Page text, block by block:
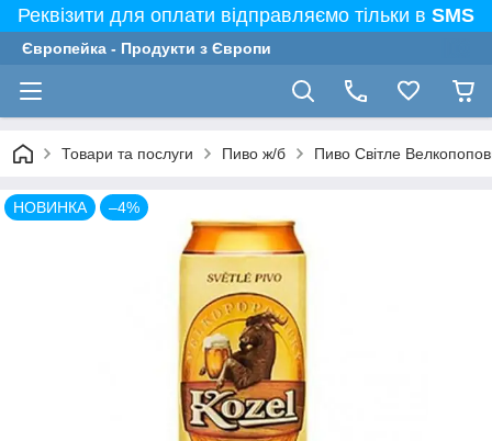
Реквізити для оплати відправляємо тільки в SMS
Європейка - Продукти з Європи
Товари та послуги Пиво ж/б Пиво Світле
НОВИНКА –4%